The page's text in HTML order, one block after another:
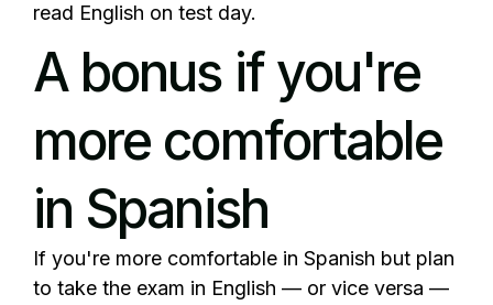
read English on test day.
A bonus if you're
more comfortable
in Spanish
If you're more comfortable in Spanish but plan
to take the exam in English — or vice versa —